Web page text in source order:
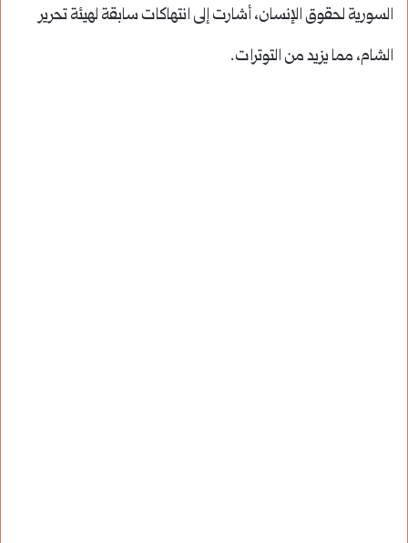
السورية لحقوق الإنسان، أشارت إلى انتهاكات سابقة لهيئة تحرير
الشام، مما يزيد من التوترات.